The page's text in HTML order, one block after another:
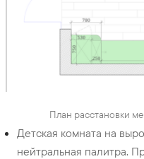
План расстановки
Детская комната на
нейтральная палитра.